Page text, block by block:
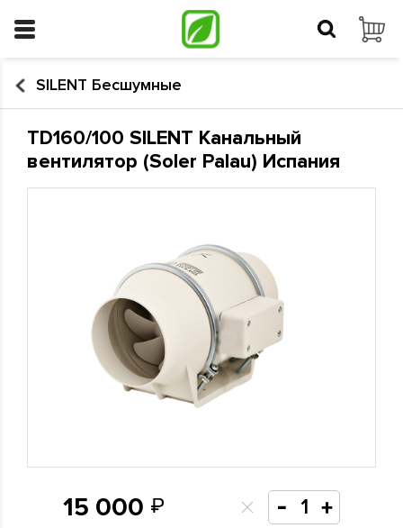
SILENT Бесшумные
TD160/100 SILENT Канальный
вентилятор (Soler Palau) Испания
15 000